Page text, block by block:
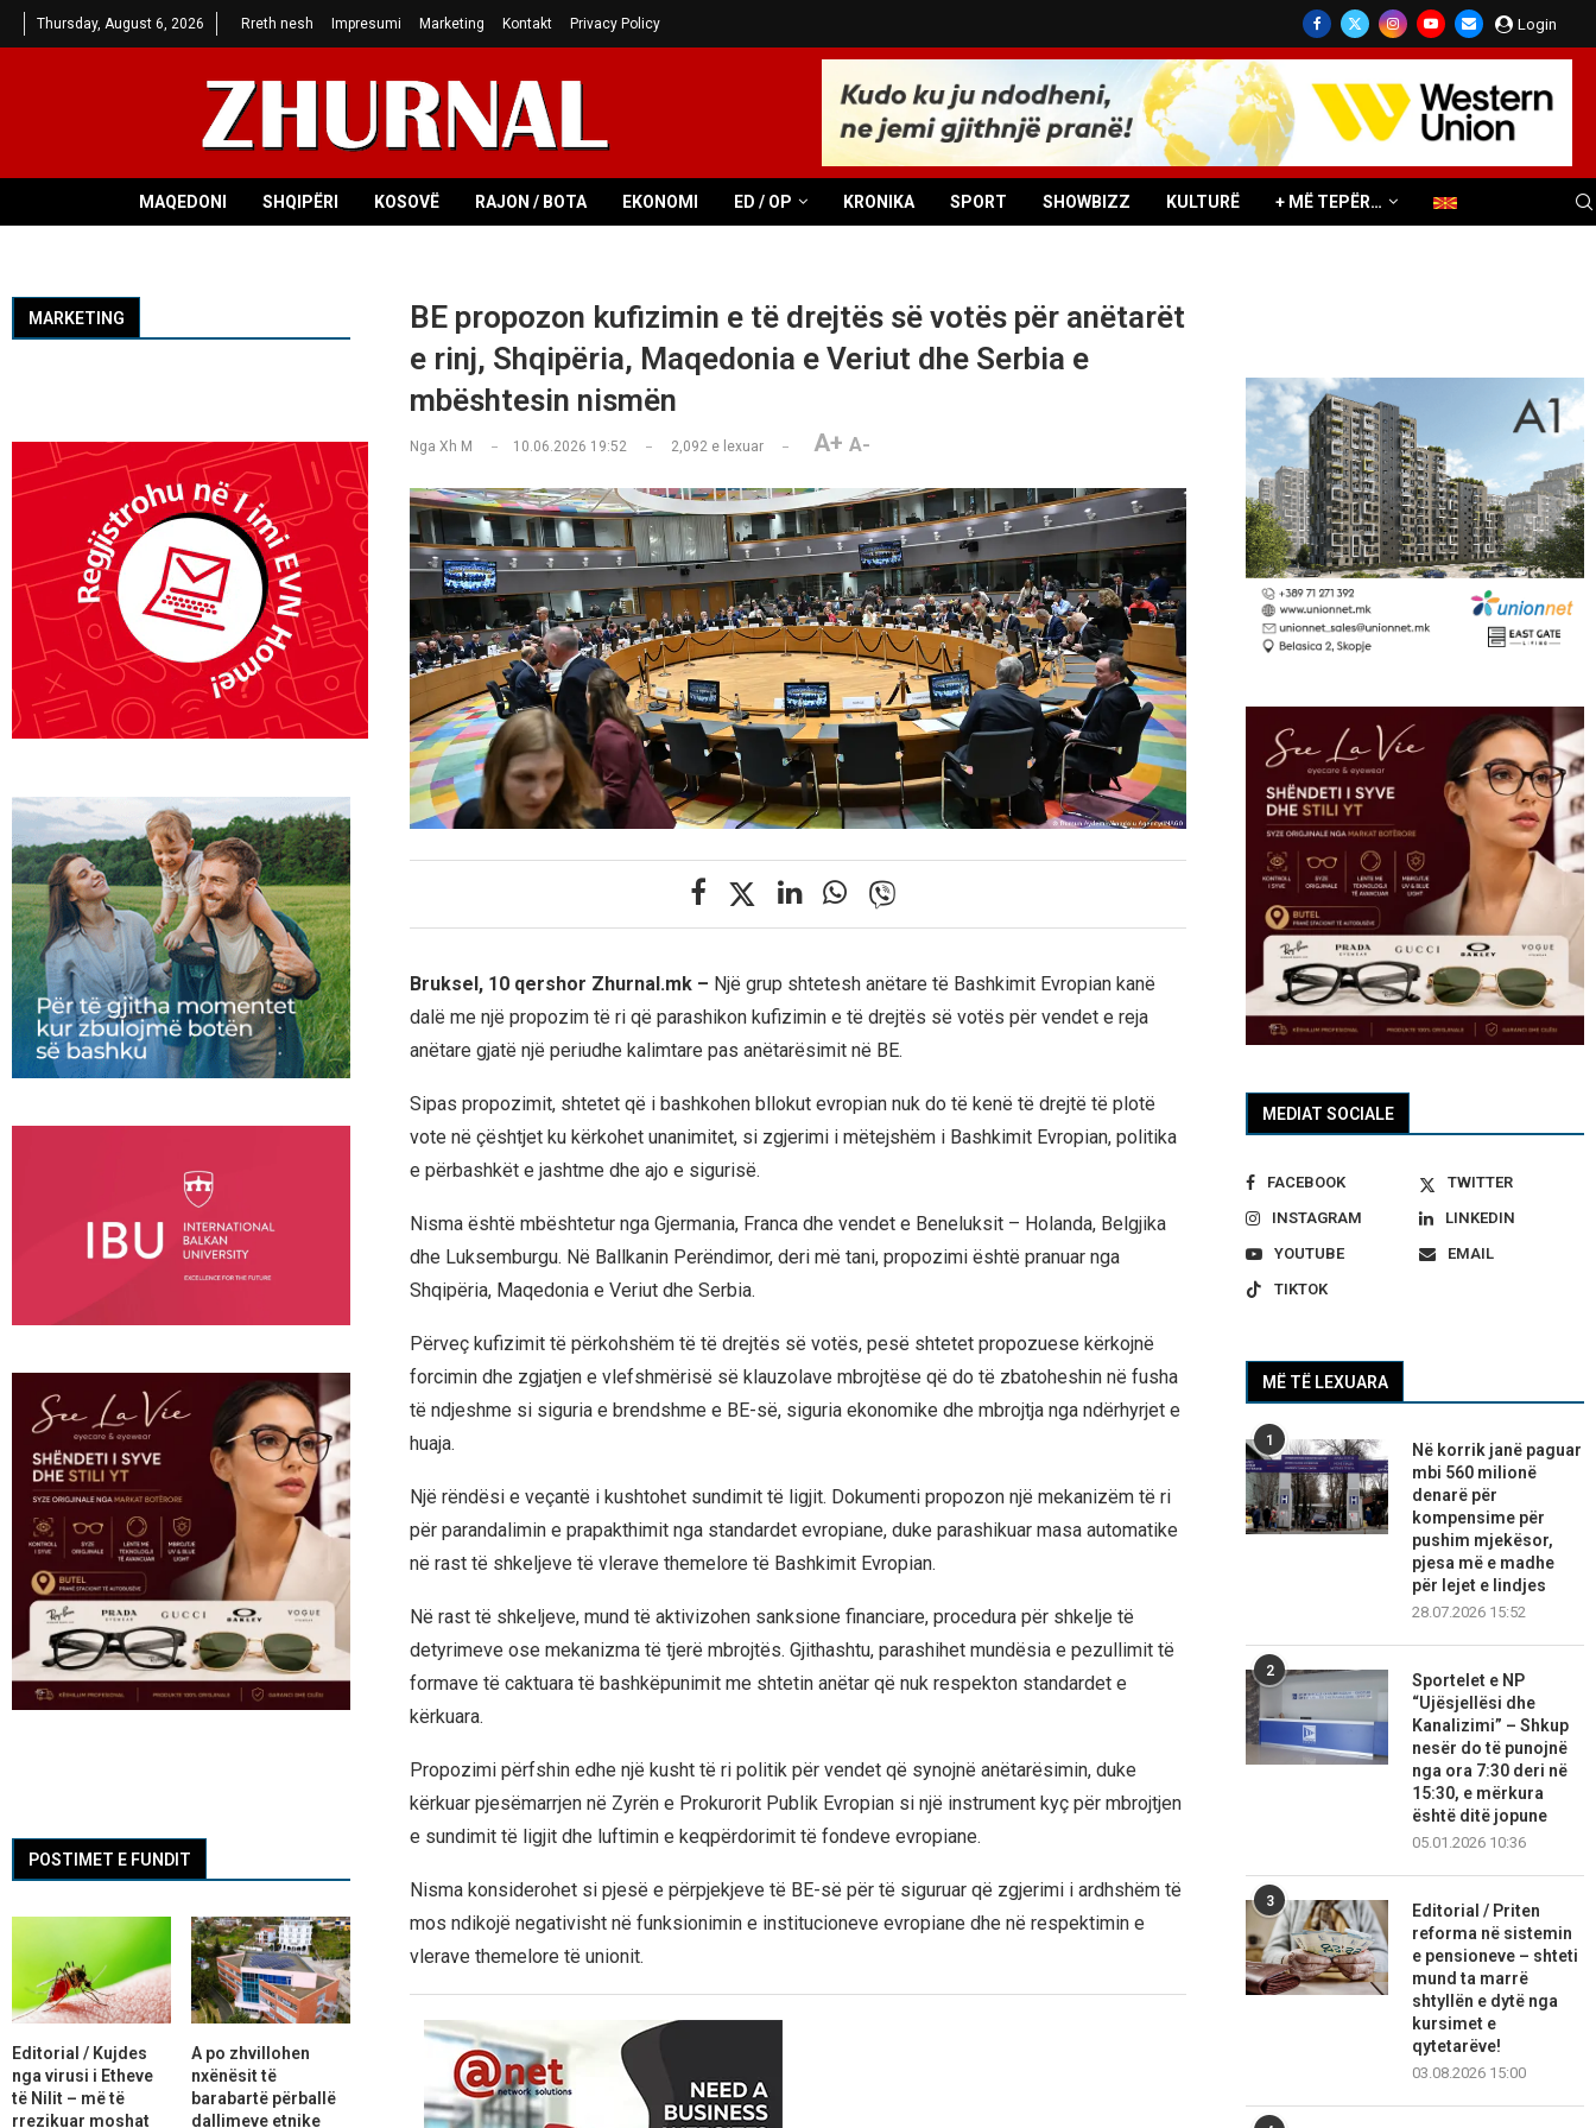
Thursday, August 6, 2026 Rreth nesh Impresumi Marketing Kontakt Privacy Policy Login
MAQEDONI SHQIPËRI KOSOVË RAJON / BOTA EKONOMI ED / OP KRONIKA SPORT SHOWBIZZ KULTURË + MË TEPËR…
BE propozon kufizimin e të drejtës së votës për anëtarët
e rinj, Shqipëria, Maqedonia e Veriut dhe Serbia e
mbështesin nismën
Nga Xh M 10.06.2026 19:52 2,092e lexuar A+ A-
Bruksel, 10 qershor Zhurnal.mk – Një grup shtetesh anëtare të Bashkimit Evropian kanë
dalë me një propozim të ri që parashikon kufizimin e të drejtës së votës për vendet e reja
anëtare gjatë një periudhe kalimtare pas anëtarësimit në BE.
Sipas propozimit, shtetet që i bashkohen bllokut evropian nuk do të kenë të drejtë të plotë
vote në çështjet ku kërkohet unanimitet, si zgjerimi i mëtejshëm i Bashkimit Evropian, politika
e përbashkët e jashtme dhe ajo e sigurisë.
Nisma është mbështetur nga Gjermania, Franca dhe vendet e Beneluksit – Holanda, Belgjika
dhe Luksemburgu. Në Ballkanin Perëndimor, deri më tani, propozimi është pranuar nga
Shqipëria, Maqedonia e Veriut dhe Serbia.
Përveç kufizimit të përkohshëm të të drejtës së votës, pesë shtetet propozuese kërkojnë
forcimin dhe zgjatjen e vlefshmërisë së klauzolave mbrojtëse që do të zbatoheshin në fusha
të ndjeshme si siguria e brendshme e BE-së, siguria ekonomike dhe mbrojtja nga ndërhyrjet e
huaja.
Një rëndësi e veçantë i kushtohet sundimit të ligjit. Dokumenti propozon një mekanizëm të ri
për parandalimin e prapakthimit nga standardet evropiane, duke parashikuar masa automatike
në rast të shkeljeve të vlerave themelore të Bashkimit Evropian.
Në rast të shkeljeve, mund të aktivizohen sanksione financiare, procedura për shkelje të
detyrimeve ose mekanizma të tjerë mbrojtës. Gjithashtu, parashihet mundësia e pezullimit të
formave të caktuara të bashkëpunimit me shtetin anëtar që nuk respekton standardet e
kërkuara.
Propozimi përfshin edhe një kusht të ri politik për vendet që synojnë anëtarësimin, duke
kërkuar pjesëmarrjen në Zyrën e Prokurorit Publik Evropian si një instrument kyç për mbrojtjen
e sundimit të ligjit dhe luftimin e keqpërdorimit të fondeve evropiane.
Nisma konsiderohet si pjesë e përpjekjeve të BE-së për të siguruar që zgjerimi i ardhshëm të
mos ndikojë negativisht në funksionimin e institucioneve evropiane dhe në respektimin e
vlerave themelore të unionit.
MEDIAT SOCIALE
FACEBOOK
TWITTER
INSTAGRAM
LINKEDIN
YOUTUBE
EMAIL
TIKTOK
MË TË LEXUARA
1
Në korrik janë paguar
mbi 560 milionë
denarë për
kompensime për
pushim mjekësor,
pjesa më e madhe
për lejet e lindjes
28.07.2026 15:52
2
Sportelet e NP
“Ujësjellësi dhe
Kanalizimi” – Shkup
nesër do të punojnë
nga ora 7:30 deri në
15:30, e mërkura
është ditë jopune
05.01.2026 10:36
3
Editorial / Priten
reforma në sistemin
e pensioneve – shteti
mund ta marrë
shtyllën e dytë nga
kursimet e
qytetarëve!
03.08.2026 15:00
MARKETING
POSTIMET E FUNDIT
Editorial / Kujdes
nga virusi i Etheve
të Nilit – më të
rrezikuar moshat
A po zhvillohen
nxënësit të
barabartë përballë
dallimeve etnike